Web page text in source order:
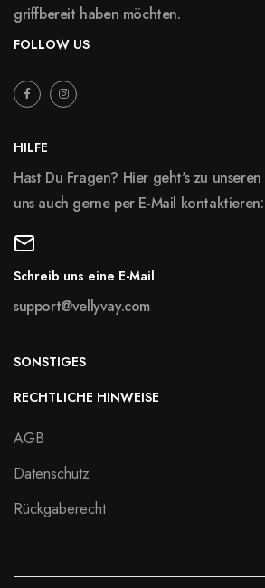
griffbereit haben möchten.
FOLLOW US
HILFE
Hast Du Fragen? Hier geht's zu unseren
uns auch gerne per E-Mail kontaktieren:
Schreib uns eine E-Mail
support@vellyvay.com
SONSTIGES
RECHTLICHE HINWEISE
AGB
Datenschutz
Rückgaberecht